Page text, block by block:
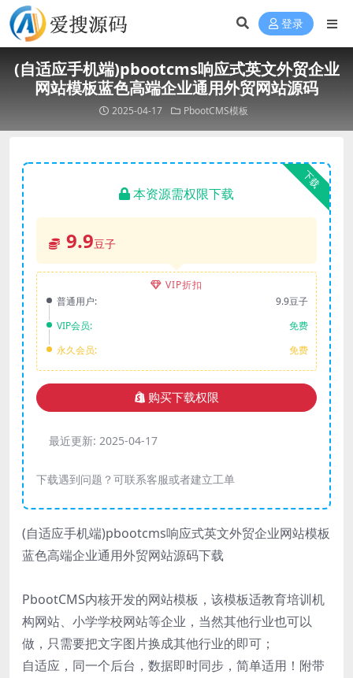
登录
(自适应手机端)pbootcms响应式英文外贸企业
网站模板蓝色高端企业通用外贸网站源码
2025-04-17 PbootCMS模板
下载
本资源需权限下载
9.9豆子
VIP折扣
普通用户:
9.9豆子
VIP会员:
免费
永久会员:
免费
购买下载权限
最近更新: 2025-04-17
下载遇到问题？可联系客服或者建立工单
(自适应手机端)pbootcms响应式英文外贸企业网站模板
蓝色高端企业通用外贸网站源码下载
PbootCMS内核开发的网站模板，该模板适教育培训机
构网站、小学学校网站等企业，当然其他行业也可以
做，只需要把文字图片换成其他行业的即可；
自适应，同一个后台，数据即时同步，简单适用！附带